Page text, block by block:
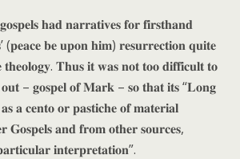
𝐡𝐚𝐝 𝐧𝐚𝐫𝐫𝐚𝐭𝐢𝐯𝐞𝐬 𝐟𝐨𝐫 𝐟𝐢𝐫𝐬𝐭𝐡𝐚𝐧𝐝
(𝐩𝐞𝐚𝐜𝐞 𝐛𝐞 𝐮𝐩𝐨𝐧 𝐡𝐢𝐦) 𝐫𝐞𝐬𝐮𝐫𝐫𝐞𝐜𝐭𝐢𝐨𝐧 𝐪𝐮𝐢𝐭𝐞
𝐓𝐡𝐮𝐬 𝐢𝐭 𝐰𝐚𝐬 𝐧𝐨𝐭 𝐭𝐨𝐨 𝐝𝐢𝐟𝐟𝐢𝐜𝐮𝐥𝐭 𝐭𝐨
– 𝐠𝐨𝐬𝐩𝐞𝐥 𝐨𝐟 𝐌𝐚𝐫𝐤 – 𝐬𝐨 𝐭𝐡𝐚𝐭 𝐢𝐭𝐬 “𝐋𝐨𝐧𝐠
𝐚 𝐜𝐞𝐧𝐭𝐨 𝐨𝐫 𝐩𝐚𝐬𝐭𝐢𝐜𝐡𝐞 𝐨𝐟 𝐦𝐚𝐭𝐞𝐫𝐢𝐚𝐥
𝐆𝐨𝐬𝐩𝐞𝐥𝐬 𝐚𝐧𝐝 𝐟𝐫𝐨𝐦 𝐨𝐭𝐡𝐞𝐫 𝐬𝐨𝐮𝐫𝐜𝐞𝐬,
𝐢𝐧𝐭𝐞𝐫𝐩𝐫𝐞𝐭𝐚𝐭𝐢𝐨𝐧”.